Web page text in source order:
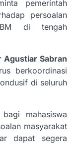
pemerintah
persoalan
di tengah
Agustiar Sabran
berkoordinasi
di seluruh
mahasiswa
masyarakat
dapat segera